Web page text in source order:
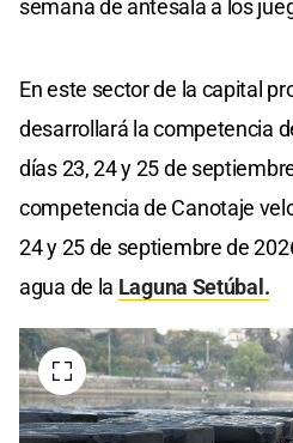
semana de antesala a los
En este sector de la capital
desarrollará la competencia
días 23, 24 y 25 de
competencia de Canotaje
24 y 25 de septiembre de
agua de la Laguna Setúbal.